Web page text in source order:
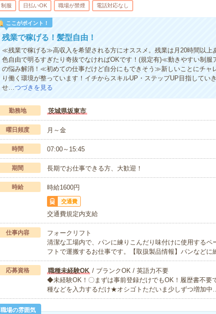
制服 日払いOK 職場が禁煙 電話対応なし
ここがポイント！
残業で稼げる！髪型自由！
≪残業で稼げる≫高収入を希望される方にオススメ。残業は月20時間以
色自由で明るすぎたり奇抜でなければOKです！(規定有)≪動きやすい制
の悩み解消！≪初めての仕事だけど自分にもできそう≫新しいことにチャ
り働く環境が整っています！イチからスキルUP・ステップUP目指して
せ… つづきを見る
勤務地 茨城県坂東市
曜日頻度 月～金
時間 07:00～15:45
期間 長期でお仕事できる方、大歓迎！
時給 時給1600円
交通費
交通費規定内支給
仕事内容
フォークリフト
清潔な工場内で、パンに練りこんだり味付けに使用するペ
フトで運搬するお仕事です。【取扱製品情報】パンなどに
応募資格 職種未経験OK / ブランクOK / 英語力不要
◆未経験OK！〇まずは事前登録だけでもOK！履歴書不
種などを入力するだけ★オシゴトただいま少しずつ増加中…
職場の雰囲気